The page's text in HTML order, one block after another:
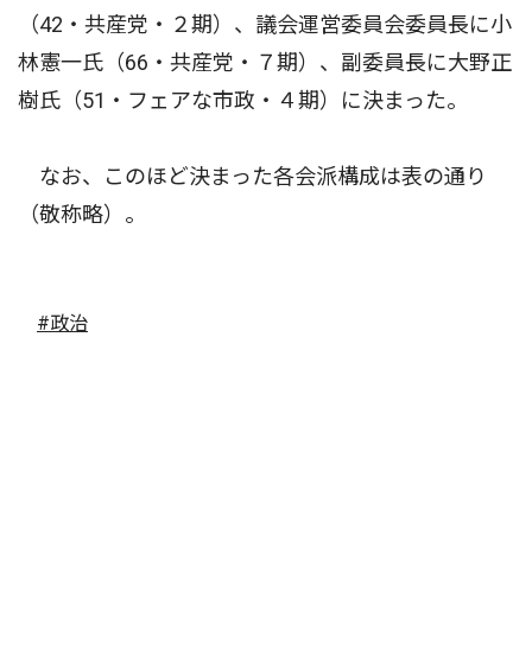
（42・共産党・２期）、議会運営委員会委員長に小
林憲一氏（66・共産党・７期）、副委員長に大野正
樹氏（51・フェアな市政・４期）に決まった。
なお、このほど決まった各会派構成は表の通り
（敬称略）。
#政治